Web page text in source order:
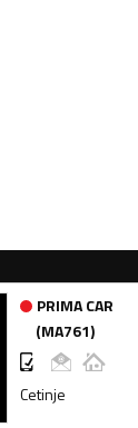
PRIMA CAR
(MA761)
Cetinje